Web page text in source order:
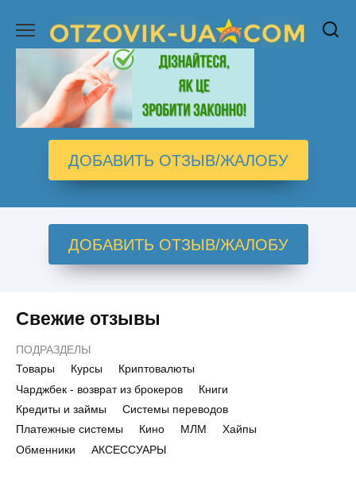
содержанию
ДОБАВИТЬ ОТЗЫВ/ЖАЛОБУ
ДОБАВИТЬ ОТЗЫВ/ЖАЛОБУ
Свежие отзывы
ПОДРАЗДЕЛЫ
Товары
Курсы
Криптовалюты
Чарджбек - возврат из брокеров
Книги
Кредиты и займы
Системы переводов
Платежные системы
Кино МЛМ
Хайпы
Обменники
АКСЕССУАРЫ